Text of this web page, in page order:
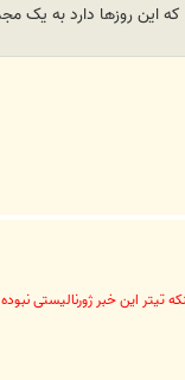
این روزها دارد به یک
تیتر این خبر ژورنالیستی